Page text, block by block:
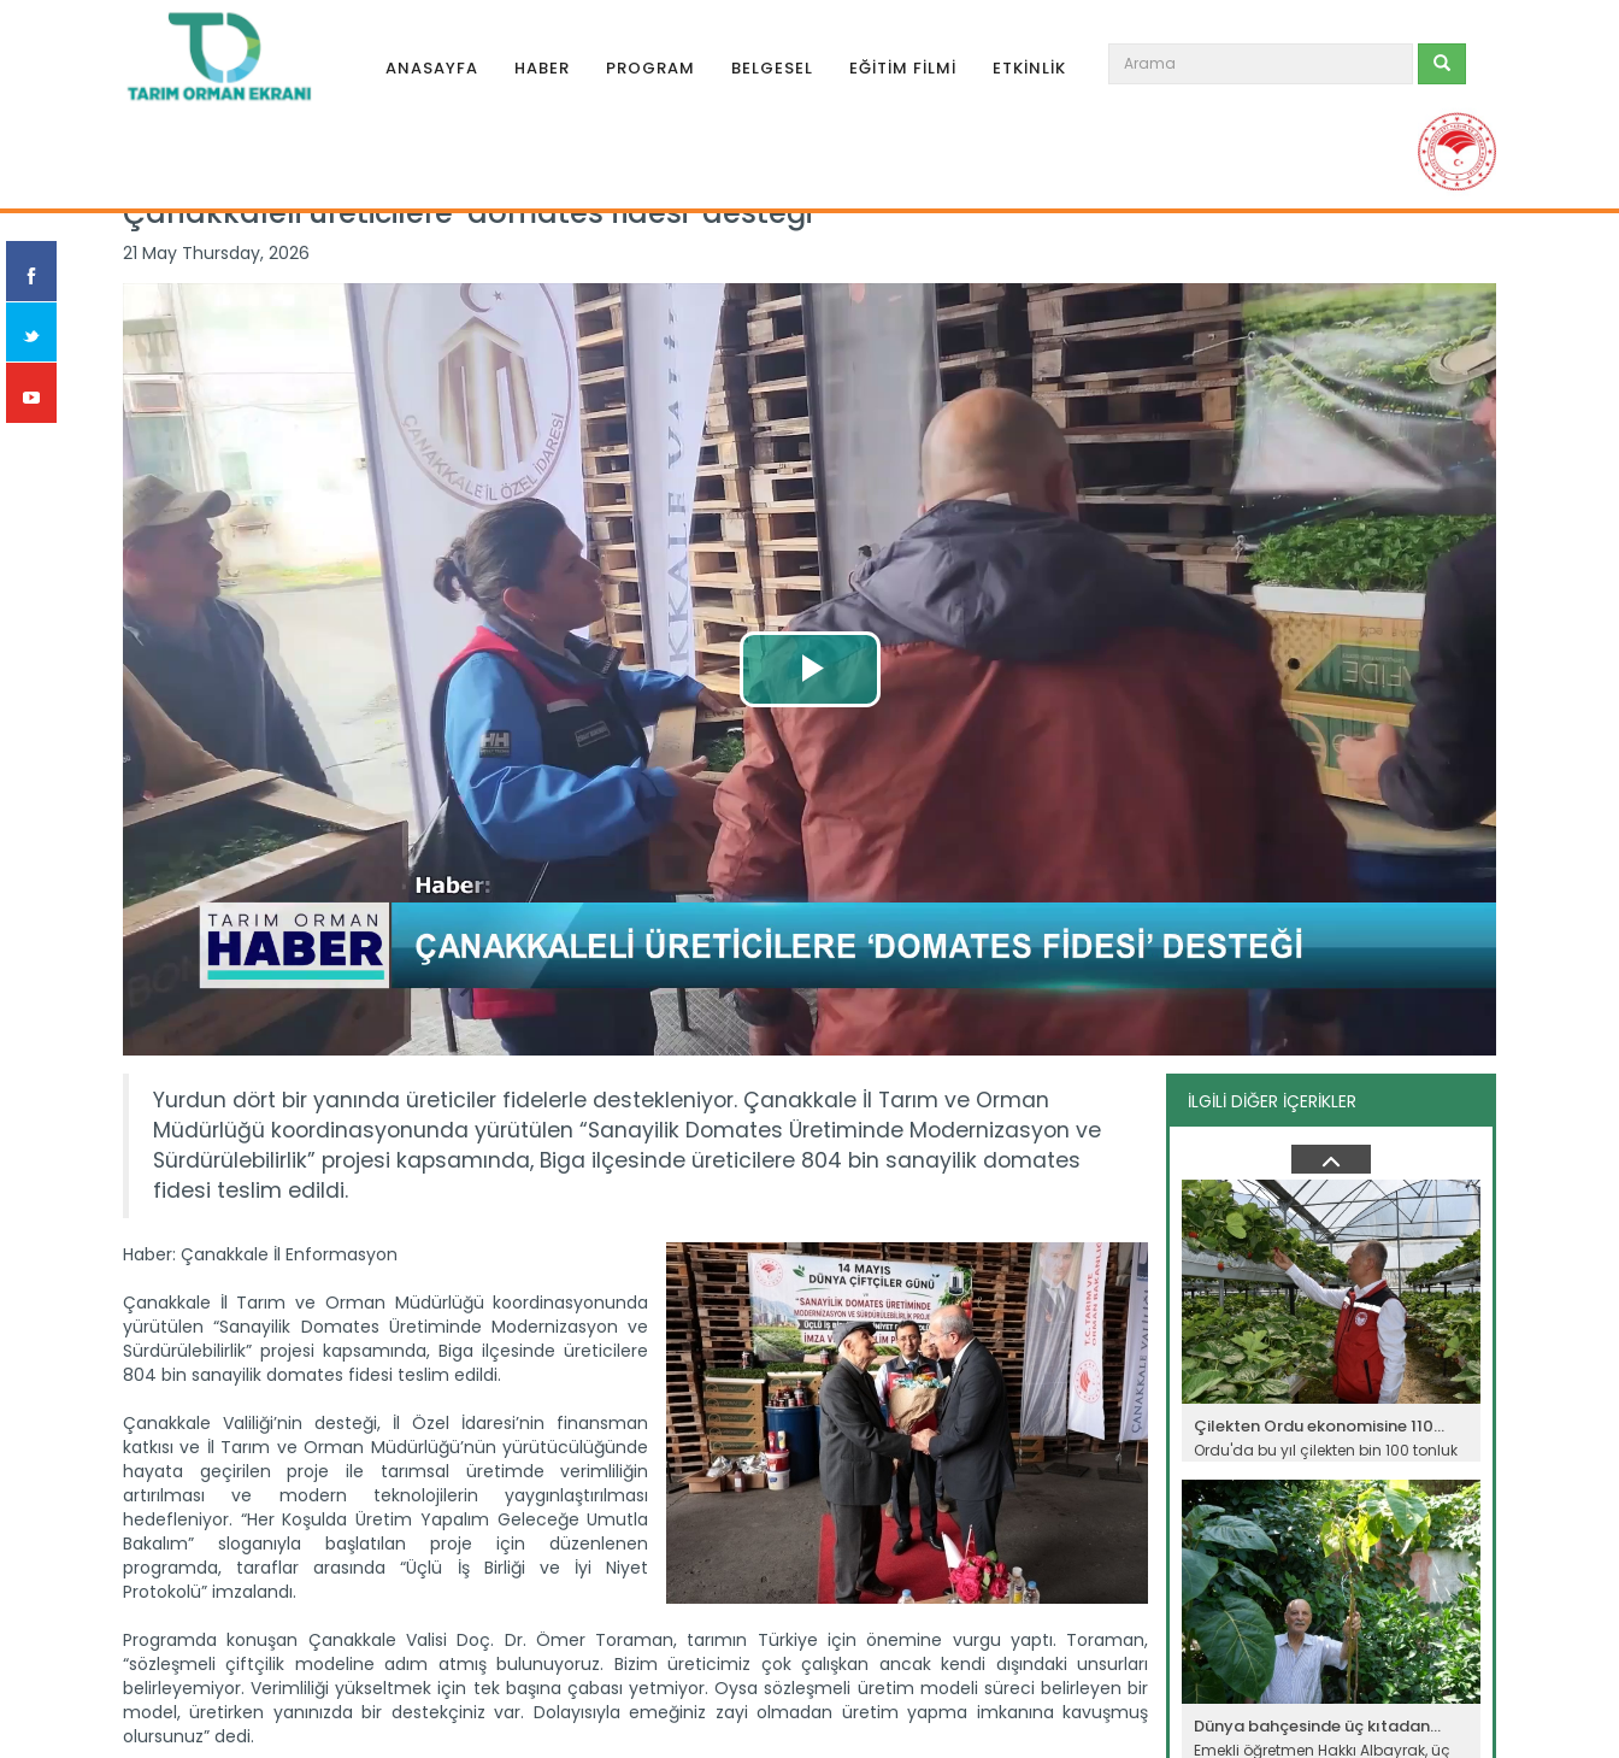
ANASAYFA HABER PROGRAM BELGESEL EĞİTİM FİLMİ ETKİNLİK
Çanakkaleli üreticilere ‘domates fidesi’ desteği
21 May Thursday, 2026
Yurdun dört bir yanında üreticiler fidelerle destekleniyor. Çanakkale İl Tarım ve Orman
Müdürlüğü koordinasyonunda yürütülen “Sanayilik Domates Üretiminde Modernizasyon ve
Sürdürülebilirlik” projesi kapsamında, Biga ilçesinde üreticilere 804 bin sanayilik domates
fidesi teslim edildi.
Haber: Çanakkale İl Enformasyon
Çanakkale İl Tarım ve Orman Müdürlüğü koordinasyonunda
yürütülen “Sanayilik Domates Üretiminde Modernizasyon ve
Sürdürülebilirlik” projesi kapsamında, Biga ilçesinde üreticilere
804 bin sanayilik domates fidesi teslim edildi.
Çanakkale Valiliği’nin desteği, İl Özel İdaresi’nin finansman
katkısı ve İl Tarım ve Orman Müdürlüğü’nün yürütücülüğünde
hayata geçirilen proje ile tarımsal üretimde verimliliğin
artırılması ve modern teknolojilerin yaygınlaştırılması
hedefleniyor. “Her Koşulda Üretim Yapalım Geleceğe Umutla
Bakalım” sloganıyla başlatılan proje için düzenlenen
programda, taraflar arasında “Üçlü İş Birliği ve İyi Niyet
Protokolü” imzalandı.
Programda konuşan Çanakkale Valisi Doç. Dr. Ömer Toraman, tarımın Türkiye için önemine vurgu yaptı. Toraman,
“sözleşmeli çiftçilik modeline adım atmış bulunuyoruz. Bizim üreticimiz çok çalışkan ancak kendi dışındaki unsurları
belirleyemiyor. Verimliliği yükseltmek için tek başına çabası yetmiyor. Oysa sözleşmeli üretim modeli süreci belirleyen bir
model, üretirken yanınızda bir destekçiniz var. Dolayısıyla emeğiniz zayi olmadan üretim yapma imkanına kavuşmuş
olursunuz” dedi.
İLGİLİ DİĞER İÇERİKLER
Devamını Oku ->
Sulama projesinde sona...
Tarım ve Orman Bakanlığı Devlet Su
İşleri Genel Müdürlüğünün...
Devamını Oku ->
Genç girişimci devlet...
Erzincan’ın Tercan ilçesinde
Çorak arazi meyve bahçesine...
Ağrı Doğubayazıt' ta çetin iklim
şartlarına rağmen çorak arazide...
Devamını Oku ->
Çilekten Ordu ekonomisine 110...
Ordu'da bu yıl çilekten bin 100 tonluk
Devamını Oku ->
Dünya bahçesinde üç kıtadan...
Emekli öğretmen Hakkı Albayrak, üç